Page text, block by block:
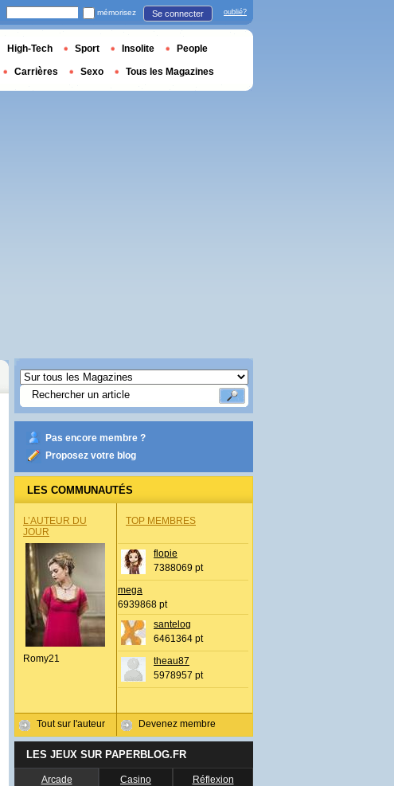
Pas encore membre ?
Proposez votre blog
LES COMMUNAUTÉS
L’AUTEUR DU
JOUR
Romy21
Tout sur l'auteur
TOP MEMBRES
flopie
7388069 pt
mega
6939868 pt
santelog
6461364 pt
theau87
5978957 pt
Devenez membre
LES JEUX SUR PAPERBLOG.FR
Arcade Casino Réflexion
mémorisez Se connecter oublié?
High-Tech Sport Insolite People
Carrières Sexo Tous les Magazines